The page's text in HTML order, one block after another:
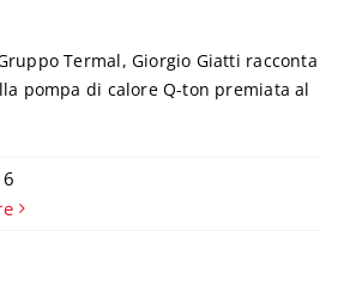
Termal, Giorgio Giatti racconta
pompa di calore Q-ton premiata al